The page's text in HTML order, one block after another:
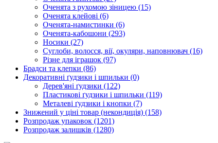
Оченята з рухомою зіницею (15)
Оченята клейові (6)
Оченята-намистинки (6)
Оченята-кабошони (293)
Носики (27)
Суглоби, волосся, вії, окуляри, наповнювач (16)
Різне для іграшок (97)
Брадси та клепки (86)
Декоративні ґудзики і шпильки (0)
Дерев'яні ґудзики (122)
Пластикові ґудзики і шпильки (119)
Металеві ґудзики і кнопки (7)
Знижений у ціні товар (некондиція) (158)
Розпродаж упаковок (1201)
Розпродаж залишків (1280)